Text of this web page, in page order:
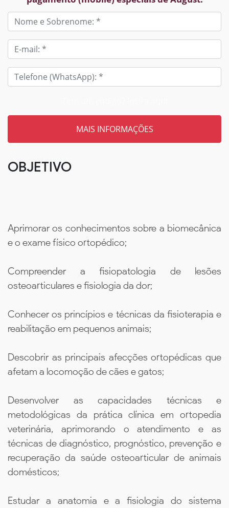
OBJETIVO
Aprimorar os conhecimentos sobre a biomecânica
e o exame físico ortopédico;
Compreender a fisiopatologia de lesões
osteoarticulares e fisiologia da dor;
Conhecer os princípios e técnicas da fisioterapia e
reabilitação em pequenos animais;
Descobrir as principais afecções ortopédicas que
afetam a locomoção de cães e gatos;
Desenvolver as capacidades técnicas e
metodológicas da prática clínica em ortopedia
veterinária, aprimorando o atendimento e as
técnicas de diagnóstico, prognóstico, prevenção e
recuperação da saúde osteoarticular de animais
domésticos;
Estudar a anatomia e a fisiologia do sistema